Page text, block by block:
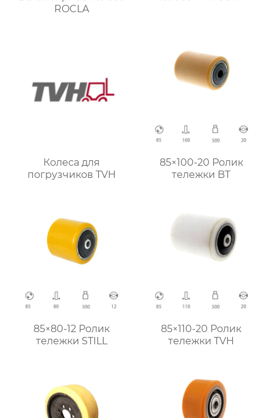
ROCLA
Колеса для
погрузчиков TVH
85×100-20 Ролик
тележки BT
85×80-12 Ролик
тележки STILL
85×110-20 Ролик
тележки TVH